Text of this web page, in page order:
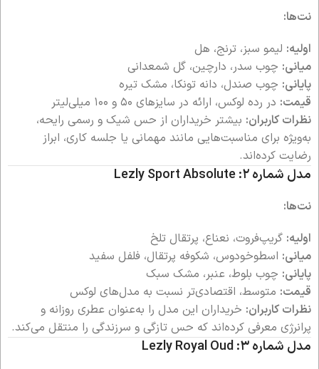
نت‌ها:
اولیه: لیمو سبز، ترنج، هل
میانی: چوب سدر، دارچین، گل شمعدانی
پایانی: چوب صندل، دانه تونکا، مشک تیره
قیمت: در رده لوکس، ارائه در سایزهای ۵۰ و ۱۰۰ میلی‌لیتر
نظرات کاربران: بیشتر خریداران از حس شیک و رسمی رایحه،
به‌ویژه برای مناسبت‌هایی مانند مهمانی یا جلسه کاری، ابراز
رضایت کرده‌اند.
مدل شماره ۲: Lezly Sport Absolute
نت‌ها:
اولیه: گریپ‌فروت، نعناع، پرتقال تلخ
میانی: اسطوخودوس، شکوفه پرتقال، فلفل سفید
پایانی: چوب بلوط، عنبر، مشک سبک
قیمت: متوسط، اقتصادی‌تر نسبت به مدل‌های لوکس
نظرات کاربران: خریداران این مدل را به‌عنوان عطری روزانه و
پرانرژی معرفی کرده‌اند که حس تازگی و سرزندگی را منتقل می‌کند.
مدل شماره ۳: Lezly Royal Oud